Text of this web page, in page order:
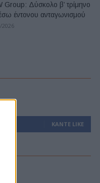
Group: Δύσκολο β’ τρίμηνο
έντονου ανταγωνισμού
2026
ΚΆΝΤΕ LIKE